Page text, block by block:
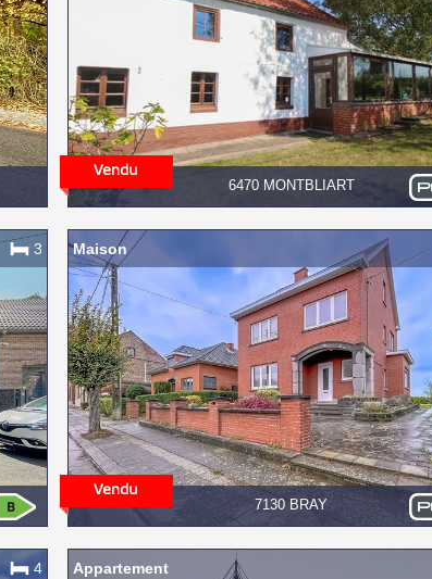
6470 MONTBLIART
3
7130 BRAY
Maison
4 Appartement